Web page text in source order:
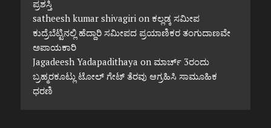
ಪ್ರಶಸ್ತಿ
satheesh kumar shivagirion ಕಲ್ಲಡ್ಕ ಸಮೀಪ
ಕುದ್ರೆಬೆಟ್ಟಿನಲ್ಲಿ ಹೆದ್ದಾರಿ ಸಮೀಪದ ಪ್ರಯಾಣಿಕರ ತಂಗುದಾಣವೇ
ಅಪಾಯಕಾರಿ
Jagadeesh Yadapadithaya on ಮಾರ್ಚ್ 3ರಂದು
ಬ್ರಹ್ಮರಕೂಟ್ಲು ಟೋಲ್ ಗೇಟ್ ತೆರವು ಆಗ್ರಹಿಸಿ ಸಾಮೂಹಿಕ
ಧರಣಿ